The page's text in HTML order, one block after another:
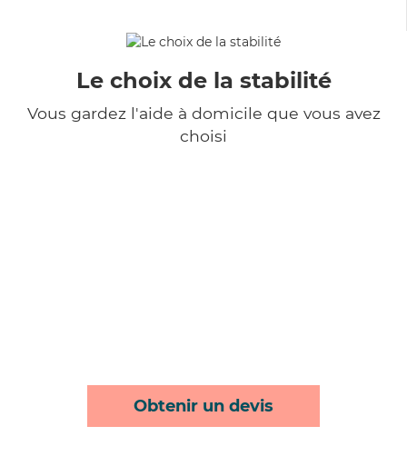
Le choix de la stabilité
Vous gardez l'aide à domicile que vous avez
choisi
Obtenir un devis